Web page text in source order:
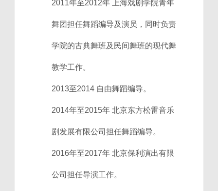
2011年至2012年 上海戏剧学院青年
舞团担任舞蹈编导及演员，同时负责
学院的古典舞班及民间舞班的现代舞
教学工作。
2013至2014 自由舞蹈编导。
2014年至2015年 北京东方松雷音乐
剧发展有限公司担任舞蹈编导。
2016年至2017年 北京保利演出有限
公司担任导演工作。